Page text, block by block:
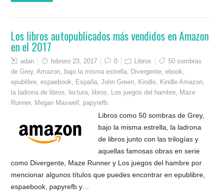
Los libros autopublicados más vendidos en Amazon
en el 2017
adan febrero 23, 2017 0 Libros
50 sombras
de Grey,Amazon bajo la misma estrella Divergente ,ebook
epublibre ,espaebook España ,John Green Kindle Kindle Amazon
la ladrona de libros
lectura libros Los juegos del hambre
Maze
Runner, Megan Maxwell papyrefb
Libros como 50 sombras de Grey,
bajo la misma estrella, la ladrona
de libros junto con las trilogías y
aquellas famosas obras en serie
como Divergente, Maze Runner y Los juegos del hambre por
mencionar algunos títulos que puedes encontrar en epublibre,
espaebook, papyrefb y…